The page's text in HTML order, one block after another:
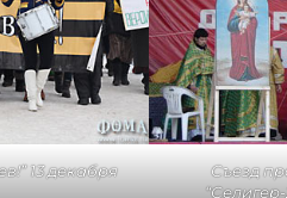
13 декабря
Съезд